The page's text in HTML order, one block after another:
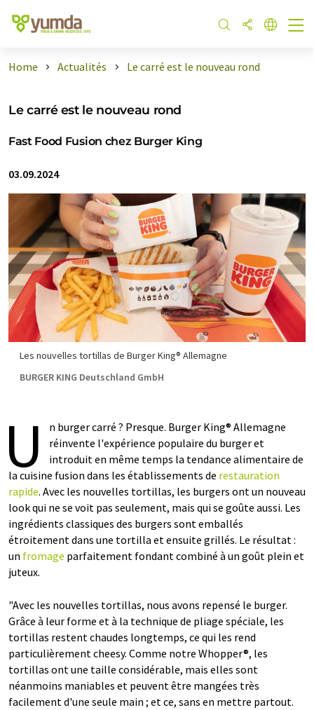
Home Actualités Le carré est le nouveau rond
Le carré est le nouveau rond
Fast Food Fusion chez Burger King
03.09.2024
Les nouvelles tortillas de Burger King® Allemagne
BURGER KING Deutschland GmbH
U
n burger carré ? Presque. Burger King® Allemagne
réinvente l'expérience populaire du burger et
introduit en même temps la tendance alimentaire de
la cuisine fusion dans les établissements de restauration
rapide. Avec les nouvelles tortillas, les burgers ont un nouveau
look qui ne se voit pas seulement, mais qui se goûte aussi. Les
ingrédients classiques des burgers sont emballés
étroitement dans une tortilla et ensuite grillés. Le résultat :
un fromage parfaitement fondant combiné à un goût plein et
juteux.
"Avec les nouvelles tortillas, nous avons repensé le burger.
Grâce à leur forme et à la technique de pliage spéciale, les
tortillas restent chaudes longtemps, ce qui les rend
particulièrement cheesy. Comme notre Whopper®, les
tortillas ont une taille considérable, mais elles sont
néanmoins maniables et peuvent être mangées très
facilement d'une seule main ; et ce, sans en mettre partout.